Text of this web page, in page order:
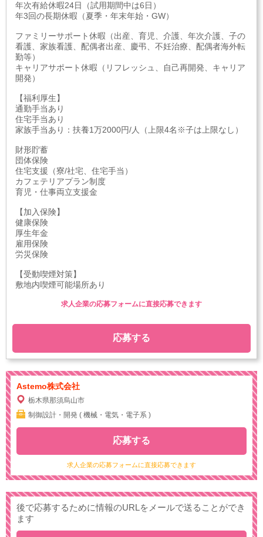
年次有給休暇24日（試用期間中は6日）
年3回の長期休暇（夏季・年末年始・GW）
ファミリーサポート休暇（出産、育児、介護、年次介護、子の
看護、家族看護、配偶者出産、慶弔、不妊治療、配偶者海外転
勤等）
キャリアサポート休暇（リフレッシュ、自己再開発、キャリア
開発）
【福利厚生】
通勤手当あり
住宅手当あり
家族手当あり：扶養1万2000円/人（上限4名※子は上限なし）
財形貯蓄
団体保険
住宅支援（寮/社宅、住宅手当）
カフェテリアプラン制度
育児・仕事両立支援金
【加入保険】
健康保険
厚生年金
雇用保険
労災保険
【受動喫煙対策】
敷地内喫煙可能場所あり
応募する
求人企業の応募フォームに直接応募できます
Astemo株式会社
栃木県那須烏山市
制御設計・開発 ( 機械・電気・電子系 )
求人企業の応募フォームに直接応募できます
応募する
後で応募するために情報のURLをメールで送ることができ
ます